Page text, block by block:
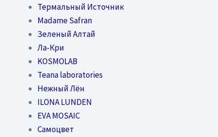
Термальный Источник
Madame Safran
Зеленый Алтай
Ла-Кри
KOSMOLAB
Teana laboratories
Нежный Лён
ILONA LUNDEN
EVA MOSAIC
Самоцвет